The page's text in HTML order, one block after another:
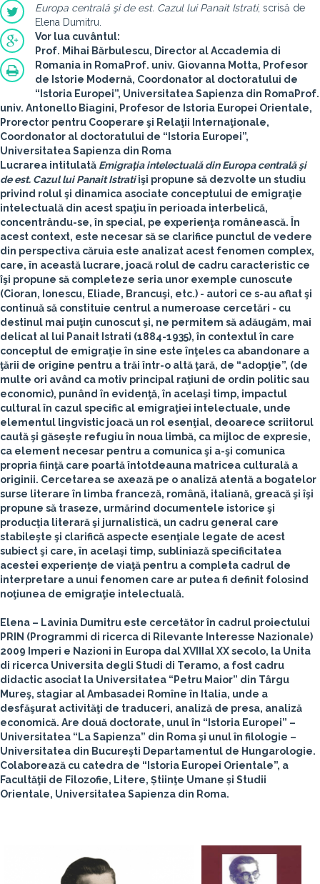
Europa centrală şi de est. Cazul lui Panait Istrati, scrisă de
Elena Dumitru.
Vor lua cuvântul:
Prof. Mihai Bărbulescu, Director al Accademia di
Romania in RomaProf. univ. Giovanna Motta, Profesor
de Istorie Modernă, Coordonator al doctoratului de
“Istoria Europei”, Universitatea Sapienza din RomaProf.
univ. Antonello Biagini, Profesor de Istoria Europei Orientale,
Prorector pentru Cooperare şi Relaţii Internaţionale,
Coordonator al doctoratului de “Istoria Europei”,
Universitatea Sapienza din Roma
Lucrarea intitulată Emigraţia intelectuală din Europa centrală şi
de est. Cazul lui Panait Istratiişi propune să dezvolte un studiu
privind rolul şi dinamica asociate conceptului de emigraţie
intelectuală din acest spaţiu în perioada interbelică,
concentrându-se, în special, pe experienţa românească. În
acest context, este necesar să se clarifice punctul de vedere
din perspectiva căruia este analizat acest fenomen complex,
care, în această lucrare, joacă rolul de cadru caracteristic ce
îşi propune să completeze seria unor exemple cunoscute
(Cioran, Ionescu, Eliade, Brancuşi, etc.) - autori ce s-au aflat şi
continuă să constituie centrul a numeroase cercetări - cu
destinul mai puţin cunoscut şi, ne permitem să adăugăm, mai
delicat al lui Panait Istrati (1884-1935), în contextul în care
conceptul de emigraţie în sine este înţeles ca abandonare a
ţării de origine pentru a trăi într-o altă ţară, de “adopţie”, (de
multe ori având ca motiv principal raţiuni de ordin politic sau
economic), punând în evidenţă, în acelaşi timp, impactul
cultural în cazul specific al emigraţiei intelectuale, unde
elementul lingvistic joacă un rol esenţial, deoarece scriitorul
caută şi găseşte refugiu în noua limbă, ca mijloc de expresie,
ca element necesar pentru a comunica şi a-şi comunica
propria fiinţă care poartă întotdeauna matricea culturală a
originii. Cercetarea se axează pe o analiză atentă a bogatelor
surse literare în limba franceză, română, italiană, greacă şi îşi
propune să traseze, urmărind documentele istorice şi
producţia literară şi jurnalistică, un cadru general care
stabileşte şi clarifică aspecte esenţiale legate de acest
subiect şi care, în acelaşi timp, subliniază specificitatea
acestei experienţe de viaţă pentru a completa cadrul de
interpretare a unui fenomen care ar putea fi definit folosind
noţiunea de emigraţie intelectuală.
Elena – Lavinia Dumitru este cercetător în cadrul proiectului
PRIN (Programmi di ricerca di Rilevante Interesse Nazionale)
2009 Imperi e Nazioni in Europa dal XVIIIal XX secolo, la Unita
di ricerca Universita degli Studi di Teramo, a fost cadru
didactic asociat la Universitatea “Petru Maior” din Târgu
Mureş, stagiar al Ambasadei Romîne în Italia, unde a
desfăşurat activităţi de traduceri, analiză de presa, analiză
economică. Are două doctorate, unul în “Istoria Europei” –
Universitatea “La Sapienza” din Roma şi unul în filologie –
Universitatea din Bucureşti Departamentul de Hungarologie.
Colaborează cu catedra de “Istoria Europei Orientale”, a
Facultăţii de Filozofie, Litere, Știinţe Umane și Studii
Orientale, Universitatea Sapienza din Roma.